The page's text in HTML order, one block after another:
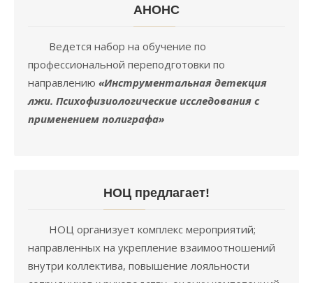
АНОНC
Ведется набор на обучение по
профессиональной переподготовки по
направлению «Инструментальная детекция
лжи. Психофизиологические исследования с
применением полиграфа»
НОЦ предлагает!
НОЦ организует комплекс мероприятий;
направленных на укрепление взаимоотношений
внутри коллектива, повышение лояльности